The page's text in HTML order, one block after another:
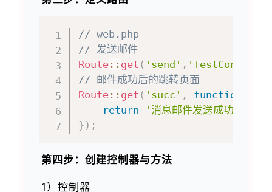
// web.php
// 发送邮件
Route:: get ( 'send' ,
// 邮件成功后的跳转页面
Route:: get ( 'succ' , function
return
'消息邮件发送成功'
} ) ;
第四步：创建控制器与方法
1）控制器